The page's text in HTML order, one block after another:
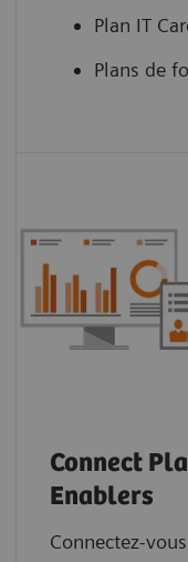
Plan IT
Plans de
Connect
Enablers
Connectez-